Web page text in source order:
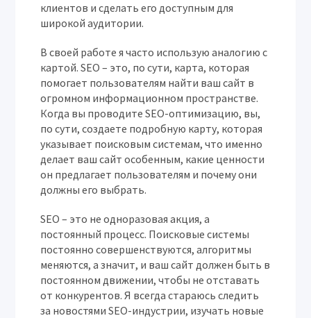
клиентов и сделать его доступным для
широкой аудитории.
В своей работе я часто использую аналогию с
картой. SEO – это, по сути, карта, которая
помогает пользователям найти ваш сайт в
огромном информационном пространстве.
Когда вы проводите SEO-оптимизацию, вы,
по сути, создаете подробную карту, которая
указывает поисковым системам, что именно
делает ваш сайт особенным, какие ценности
он предлагает пользователям и почему они
должны его выбрать.
SEO – это не одноразовая акция, а
постоянный процесс. Поисковые системы
постоянно совершенствуются, алгоритмы
меняются, а значит, и ваш сайт должен быть в
постоянном движении, чтобы не отставать
от конкурентов. Я всегда стараюсь следить
за новостями SEO-индустрии, изучать новые